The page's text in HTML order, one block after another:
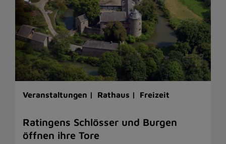
Veranstaltungen | Rathaus | Freizeit
Ratingens Schlösser und Burgen
öffnen ihre Tore